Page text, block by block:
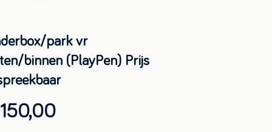
park vr
binnen (PlayPen) Prijs